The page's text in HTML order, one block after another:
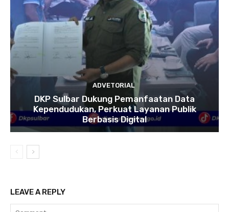
ADVETORIAL
DKP Sulbar Dukung Pemanfaatan Data
Kependudukan, Perkuat Layanan Publik
Berbasis Digital
LEAVE A REPLY